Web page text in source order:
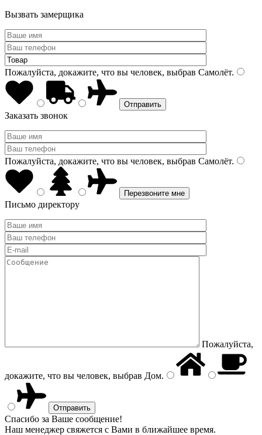
Вызвать замерщика
Пожалуйста, докажите, что вы человек, выбрав Самолёт.
Заказать звонок
Пожалуйста, докажите, что вы человек, выбрав Самолёт.
Письмо директору
Пожалуйста,
докажите, что вы человек, выбрав Дом.
Спасибо за Ваше сообщение!
Наш менеджер свяжется с Вами в ближайшее время.